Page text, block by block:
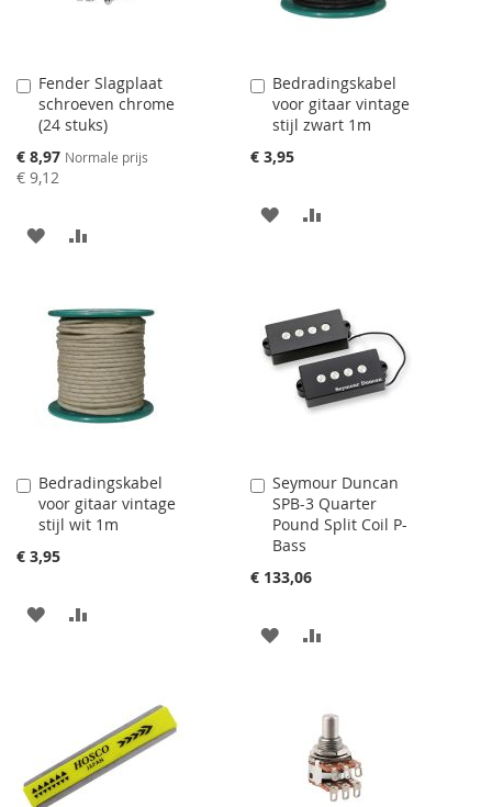
Fender Slagplaat
schroeven chrome
(24 stuks)
Speciale
prijs
€ 8,97 Normale prijs
€ 9,12
Aan
winkelwagen
toevoegen
AAN
TOEVOEGEN
OM
TE
VERGELIJKEN
Bedradingskabel
voor gitaar vintage
stijl zwart 1m
€ 3,95
Aan
winkelwagen
toevoegen
AAN
TE
VERGELIJKEN
Bedradingskabel
voor gitaar vintage
stijl wit 1m
€ 3,95
Aan
winkelwagen
toevoegen
AAN
VERGELIJKEN
Seymour Duncan
SPB-3 Quarter
Pound Split Coil P-
Bass
€ 133,06
Aan
winkelwagen
toevoegen
AAN
TOEVOEGEN
OM
TE
VERGELIJKEN